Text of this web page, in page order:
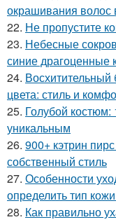
окрашивания волос
22. Не пропустите
23. Небесные
синие драгоценные
24.
цвета: стиль и
25. Голубой костюм:
уникальным
26. 900+ кэтрин
собственный стиль
27. Особенности
определить тип
28. Как правильно